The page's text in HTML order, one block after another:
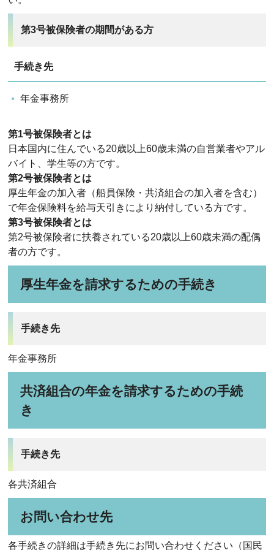
第3号被保険者の期間がある方
手続き先
年金事務所
第1号被保険者とは
日本国内に住んでいる20歳以上60歳未満の自営業者やアル
バイト、学生等の方です。
第2号被保険者とは
厚生年金の加入者（船員保険・共済組合の加入者を含む）
で年金保険料を給与天引きにより納付している方です。
第3号被保険者とは
第2号被保険者に扶養されている20歳以上60歳未満の配偶
者の方です。
厚生年金を請求するための手続き
手続き先
年金事務所
共済組合の年金を請求するための手続
き
手続き先
各共済組合
お問い合わせ先
各手続きの詳細は手続き先にお問い合わせください（国民